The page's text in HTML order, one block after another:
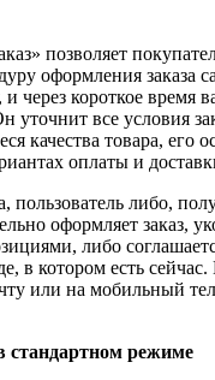
позволяет
оформления заказа
через короткое время
уточнит все условия
качества товара, его
оплаты и
пользователь либо,
оформляет заказ,
либо
в котором есть сейчас.
или на мобильный
стандартном режиме